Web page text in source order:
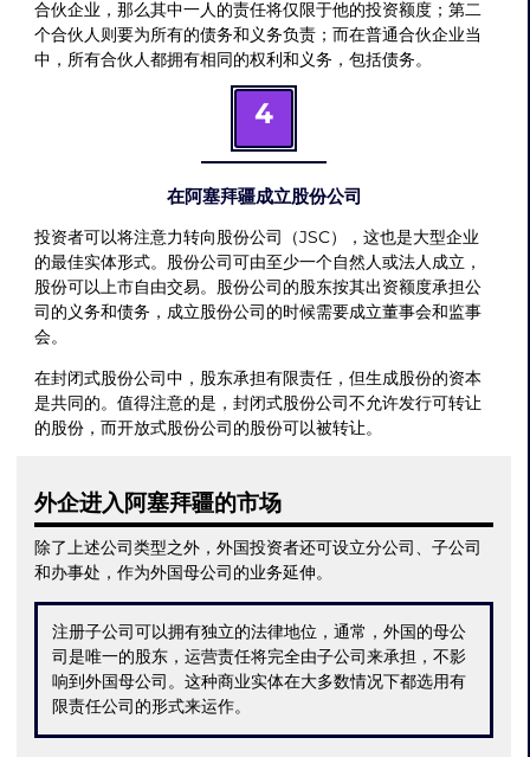
合伙企业，那么其中一人的责任将仅限于他的投资额度；第二
个合伙人则要为所有的债务和义务负责；而在普通合伙企业当
中，所有合伙人都拥有相同的权利和义务，包括债务。
4
在阿塞拜疆成立股份公司
投资者可以将注意力转向股份公司（JSC），这也是大型企业
的最佳实体形式。股份公司可由至少一个自然人或法人成立，
股份可以上市自由交易。股份公司的股东按其出资额度承担公
司的义务和债务，成立股份公司的时候需要成立董事会和监事
会。
在封闭式股份公司中，股东承担有限责任，但生成股份的资本
是共同的。值得注意的是，封闭式股份公司不允许发行可转让
的股份，而开放式股份公司的股份可以被转让。
外企进入阿塞拜疆的市场
除了上述公司类型之外，外国投资者还可设立分公司、子公司
和办事处，作为外国母公司的业务延伸。
注册子公司可以拥有独立的法律地位，通常，外国的母公
司是唯一的股东，运营责任将完全由子公司来承担，不影
响到外国母公司。这种商业实体在大多数情况下都选用有
限责任公司的形式来运作。